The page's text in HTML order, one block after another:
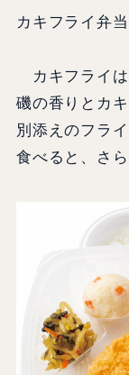
カキフライ弁
カキフライは
磯の香りとカ
別添えのフラ
食べると、さ